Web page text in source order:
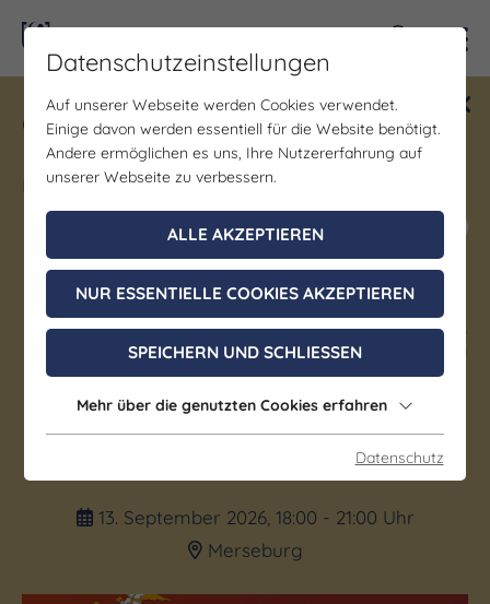
Gewinne ein Blind Date mit Saale-
Unstrut! Teilnahme vom 1.7. - 18.12.
möglich.
Jetzt mitmachen
56. Merseburger Orgeltage I
Konzert des Domkapitel –
Franz Liszt „Die Legende
von der Heiligen Elisabeth“
13. September 2026, 18:00 - 21:00 Uhr
Merseburg
Datenschutzeinstellungen
Auf unserer Webseite werden Cookies verwendet.
Einige davon werden essentiell für die Website benötigt.
Andere ermöglichen es uns, Ihre Nutzererfahrung auf
unserer Webseite zu verbessern.
ALLE AKZEPTIEREN
NUR ESSENTIELLE COOKIES AKZEPTIEREN
SPEICHERN UND SCHLIESSEN
Mehr über die genutzten Cookies erfahren
Datenschutz